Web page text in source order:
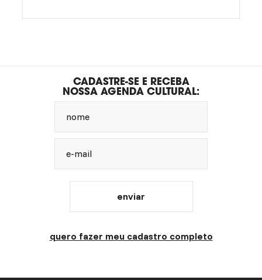
CADASTRE-SE E RECEBA
NOSSA AGENDA CULTURAL:
nome
e-mail
enviar
quero fazer meu cadastro completo